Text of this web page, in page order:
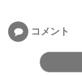
コメント